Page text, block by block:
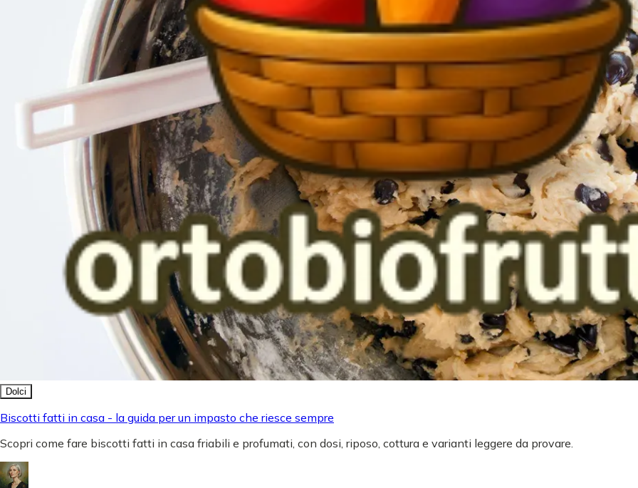
Dolci
Biscotti fatti in casa - la guida per un impasto che riesce sempre
Scopri come fare biscotti fatti in casa friabili e profumati, con dosi, riposo, cottura e varianti leggere da provare.